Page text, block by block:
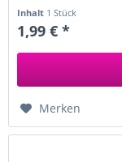
Inhalt 1 Stück
1,99 € *
Merken